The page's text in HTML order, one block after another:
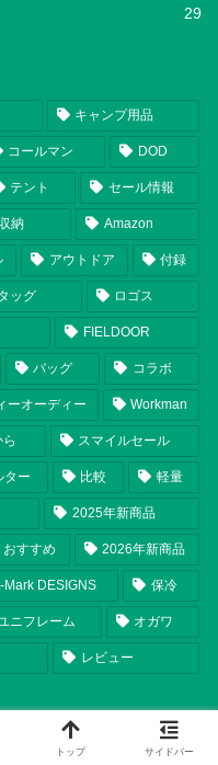
29
キャンプ用品
コールマン DOD
テント セール情報
納 Amazon
アウトドア 付録
ッグ ロゴス
FIELDOOR
バッグ コラボ
ーオーディー Workman
スマイルセール
ター 比較 軽量
2025年新商品
おすすめ 2026年新商品
Mark DESIGNS 保冷
ニフレーム オガワ
レビュー
トップ サイドバー